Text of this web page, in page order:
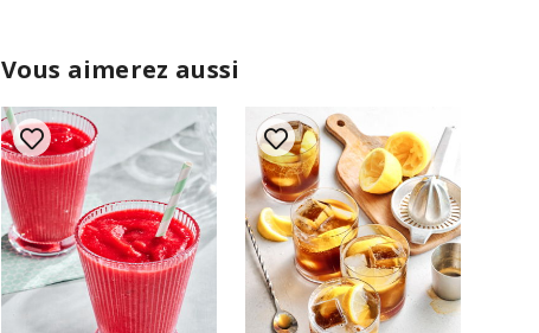
Vous aimerez aussi